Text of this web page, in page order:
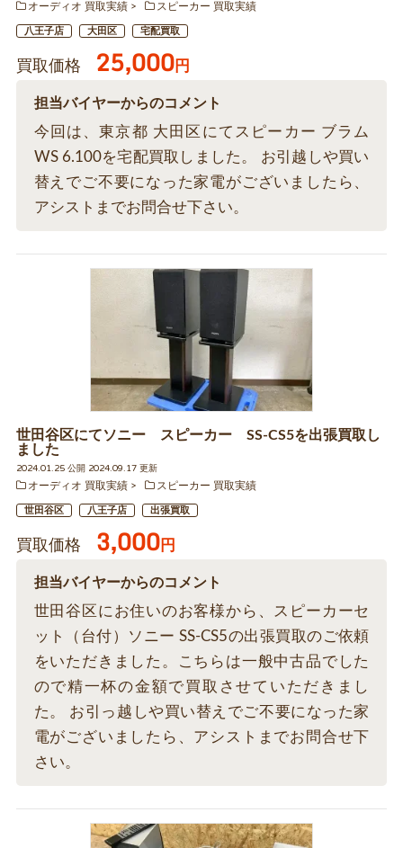
オーディオ 買取実績
スピーカー 買取実績
八王子店 大田区 宅配買取
買取価格 25,000円
担当バイヤーからのコメント
今回は、東京都 大田区にてスピーカー ブラム
WS 6.100を宅配買取しました。 お引越しや買い
替えでご不要になった家電がございましたら、
アシストまでお問合せ下さい。
世田谷区にてソニー スピーカー SS-CS5を出張買取し
ました
2024.01.25 公開 2024.09.17 更新
オーディオ 買取実績
スピーカー 買取実績
世田谷区 八王子店 出張買取
買取価格 3,000円
担当バイヤーからのコメント
世田谷区にお住いのお客様から、スピーカーセ
ット（台付）ソニー SS-CS5の出張買取のご依頼
をいただきました。こちらは一般中古品でした
ので精一杯の金額で買取させていただきまし
た。 お引っ越しや買い替えでご不要になった家
電がございましたら、アシストまでお問合せ下
さい。